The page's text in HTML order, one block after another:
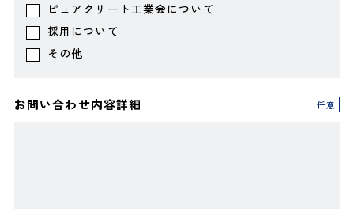
ピュアクリート工業会について
採用について
その他
お問い合わせ内容詳細 任意